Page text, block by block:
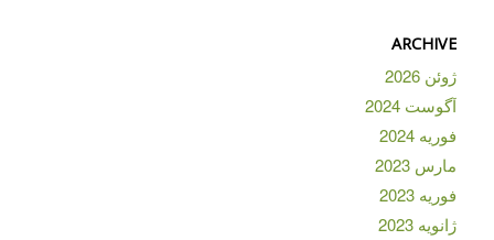
ARCHIVE
ژوئن 2026
آگوست 2024
فوریه 2024
مارس 2023
فوریه 2023
ژانویه 2023